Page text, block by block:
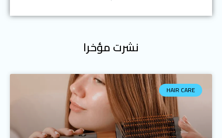
نشرت مؤخرا
HAIR CARE